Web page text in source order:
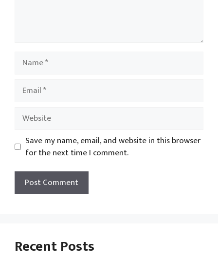
Name
Email
Website
Save my name, email, and website in this browser
for the next time I comment.
Recent Posts